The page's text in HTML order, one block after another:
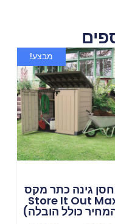
מבצע!
גינה כתר מקס
Store It Out
כולל הובלה)